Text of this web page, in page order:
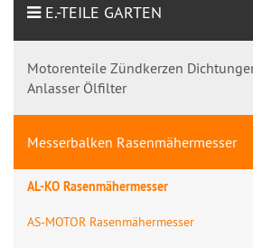
E.-TEILE GARTEN
Motorenteile Zündkerzen
Anlasser Ölfilter
Messerbalken Rasenmähermesser
AL-KO Rasenmähermesser
AS-MOTOR Rasenmähermesser